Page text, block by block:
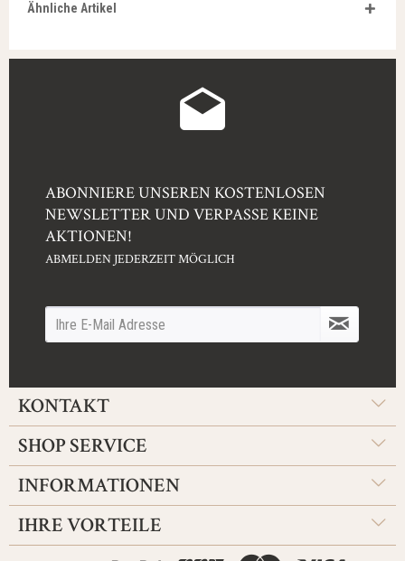
Ähnliche Artikel
ABONNIERE UNSEREN KOSTENLOSEN
NEWSLETTER UND VERPASSE KEINE
AKTIONEN!
ABMELDEN JEDERZEIT MÖGLICH
KONTAKT
SHOP SERVICE
INFORMATIONEN
IHRE VORTEILE